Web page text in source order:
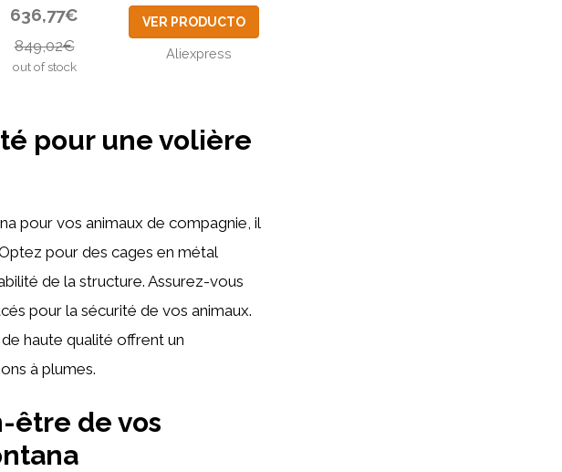
636,77€
849,02€
out of stock
VER PRODUCTO
Aliexpress
pour une volière
pour vos animaux de compagnie, il
pour des cages en métal
de la structure. Assurez-vous
pour la sécurité de vos animaux.
haute qualité offrent un
à plumes.
être de vos